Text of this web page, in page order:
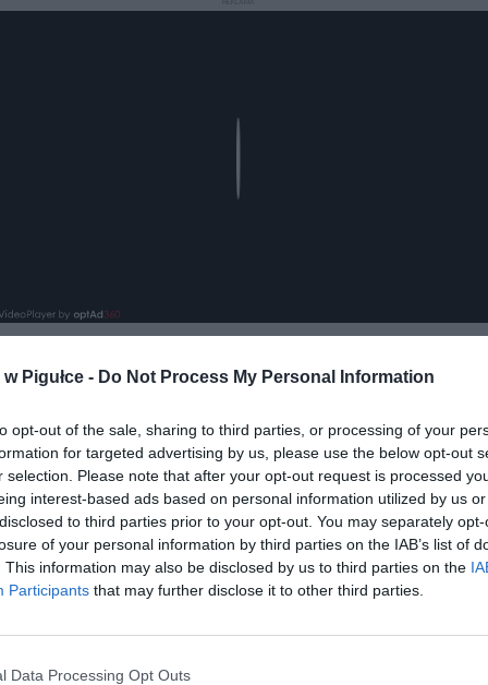
Pigułce - Do Not Process My Personal Information
opt-out of the sale, sharing to third parties, or processing of your
for targeted advertising by us, please use the below opt-out
selection. Please note that after your opt-out request is processed
interest-based ads based on personal information utilized by us
to third parties prior to your opt-out. You may separately
of your personal information by third parties on the IAB’s list of
This information may also be disclosed by us to third parties on the
Participants that may further disclose it to other third parties.
Data Processing Opt Outs